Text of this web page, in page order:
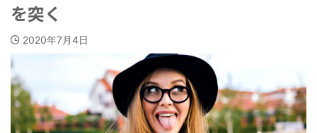
を突く
2020年7月4日